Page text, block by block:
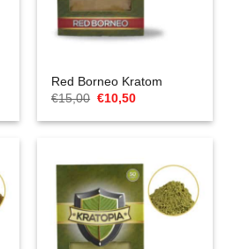
Red Borneo Kratom
€15,00 Ursprünglicher
Preis
war:
€10,50Aktueller
ist: